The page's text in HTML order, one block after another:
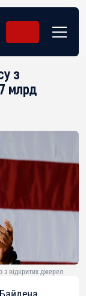
з
млрд
відкритих джерел